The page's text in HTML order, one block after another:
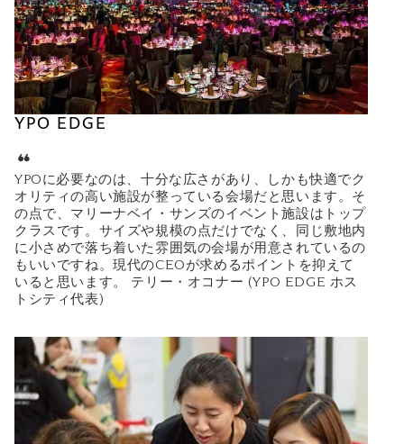
YPO EDGE
YPOに必要なのは、十分な広さがあり、しかも快適でク
オリティの高い施設が整っている会場だと思います。そ
の点で、マリーナベイ・サンズのイベント施設はトップ
クラスです。サイズや規模の点だけでなく、同じ敷地内
に小さめで落ち着いた雰囲気の会場が用意されているの
もいいですね。現代のCEOが求めるポイントを抑えて
いると思います。 テリー・オコナー (YPO EDGE ホス
トシティ代表)